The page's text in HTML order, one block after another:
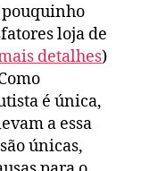
loja de
detalhes)
é única,
a essa
únicas,